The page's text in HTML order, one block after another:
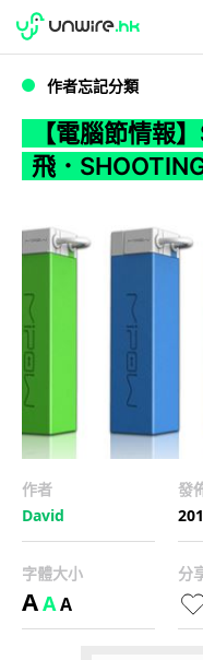
WWDC 2026
作者忘記分類
【電腦節情報
飛．
作者
David
發
字體大小
AAA
分